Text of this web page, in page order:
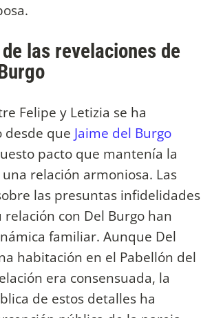
las revelaciones de
Felipe y Letizia se ha
que Jaime del Burgo
pacto que mantenía la
relación armoniosa. Las
las presuntas infidelidades
relación con Del Burgo han
familiar. Aunque Del
habitación en el Pabellón del
era consensuada, la
de estos detalles ha